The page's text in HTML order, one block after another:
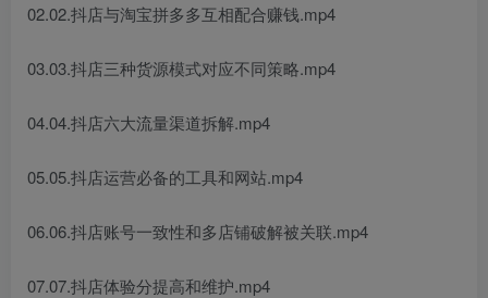
02.02.抖店与淘宝拼多多互相配合赚钱.mp4
03.03.抖店三种货源模式对应不同策略.mp4
04.04.抖店六大流量渠道拆解.mp4
05.05.抖店运营必备的工具和网站.mp4
06.06.抖店账号一致性和多店铺破解被关联.mp4
07.07.抖店体验分提高和维护.mp4